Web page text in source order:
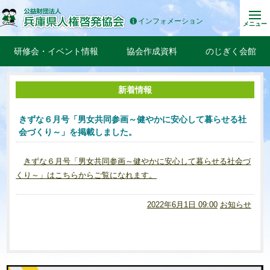
インフォメーション メニュー
研修会・イベント情報 協会作成資料 のじぎく会館
新着情報
きずな６月号「男女共同参画～健やかに安心して暮らせる社
会づくり～」を掲載しました。
きずな６月号「男女共同参画～健やかに安心して暮らせる社会づ
くり～」はこちらからご覧になれます。
2022年6月1日 09:00 お知らせ